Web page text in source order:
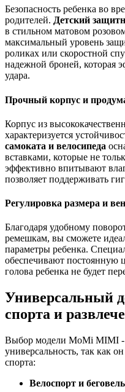
Безопасность ребенка во
родителей. Детский
в стильном матовом
максимальный уровень
роликах или скоростной
надежной броней, которая
удара.
Прочный корпус и
Корпус из
характеризуется
самоката и велосипеда
вставками, которые не
эффективно впитывают
позволяет поддерживать
Регулировка размера и
Благодаря удобному
ремешкам, вы сможете
параметры ребенка.
обеспечивают постоянную
голова ребенка не будет
Универсальный
спорта и
Выбор модели MoMi MIMI -
универсальность, так как
спорта:
Велоспорт и